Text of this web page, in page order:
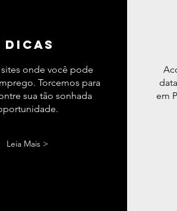
dicas
onde você pode
Torcemos para
sua tão sonhada
Leia Mais >
em